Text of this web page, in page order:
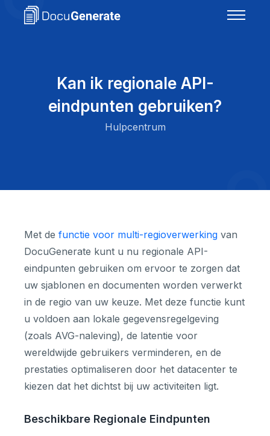
Kan ik regionale API-
eindpunten gebruiken?
Hulpcentrum
Met de functie voor multi-regioverwerking van
DocuGenerate kunt u nu regionale API-
eindpunten gebruiken om ervoor te zorgen dat
uw sjablonen en documenten worden verwerkt
in de regio van uw keuze. Met deze functie kunt
u voldoen aan lokale gegevensregelgeving
(zoals AVG-naleving), de latentie voor
wereldwijde gebruikers verminderen, en de
prestaties optimaliseren door het datacenter te
kiezen dat het dichtst bij uw activiteiten ligt.
Beschikbare Regionale Eindpunten